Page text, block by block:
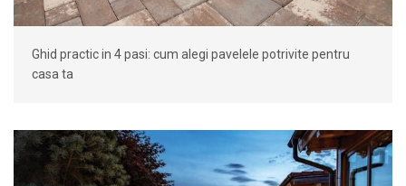
Ghid practic in 4 pasi: cum alegi pavelele potrivite pentru
casa ta